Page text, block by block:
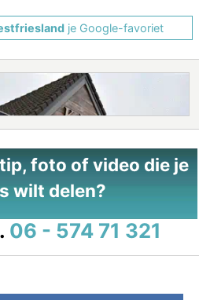
je Google-favoriet
foto of video die je
wilt delen?
06 - 574 71 321